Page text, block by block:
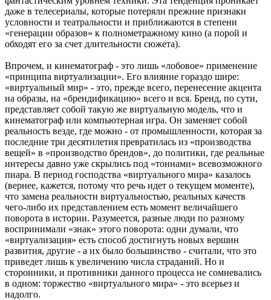
даже в телесериалы, которые потеряли прежние признаки
условности и театральности и приближаются в степени
«генерации образов» к полнометражному кино (а порой и
обходят его за счет длительности сюжета).
Впрочем, и кинематограф - это лишь «лобовое» применение
«принципа виртуализации». Его влияние гораздо шире:
«виртуальный мир» - это, прежде всего, перенесение акцента
на образы, на «брендификацию» всего и вся. Бренд, по сути,
представляет собой такую же виртуальную модель, что и
кинематограф или компьютерная игра. Он заменяет собой
реальность везде, где можно - от промышленности, которая за
последние три десятилетия превратилась из «производства
вещей» в «производство брендов», до политики, где реальные
интересы давно уже скрылись под «тоннами» всевозможного
пиара. В период господства «виртуального мира» казалось
(вернее, кажется, потому что речь идет о текущем моменте),
что замена реальности виртуальностью, реальных качеств
чего-либо их представлением есть момент величайшего
поворота в истории. Разумеется, разные люди по разному
воспринимали «знак» этого поворота: одни думали, что
«виртуализация» есть способ достигнуть новых вершин
развития, другие - а их было большинство - считали, что это
приведет лишь к увеличению числа страданий. Но и
сторонники, и противники данного процесса не сомневались
в одном: торжество «виртуального мира» - это всерьез и
надолго.